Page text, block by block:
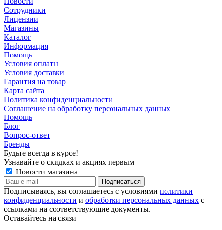
Сотрудники
Лицензии
Магазины
Каталог
Информация
Помощь
Условия оплаты
Условия доставки
Гарантия на товар
Карта сайта
Политика конфиденциальности
Соглашение на обработку персональных данных
Помощь
Блог
Вопрос-ответ
Бренды
Будьте всегда в курсе!
Узнавайте о скидках и акциях первым
Новости магазина
Подписываясь, вы соглашаетесь с условиями политики
конфиденциальности и обработки персональных данных с
ссылками на соответствующие документы.
Оставайтесь на связи